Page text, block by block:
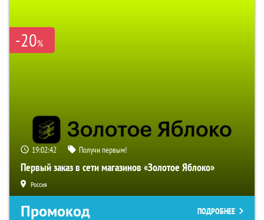
-20%
19:02:41 Получи первым!
Первый заказ в сети магазинов «Золотое Яблоко»
Россия
Промокод ПОДРОБНЕЕ